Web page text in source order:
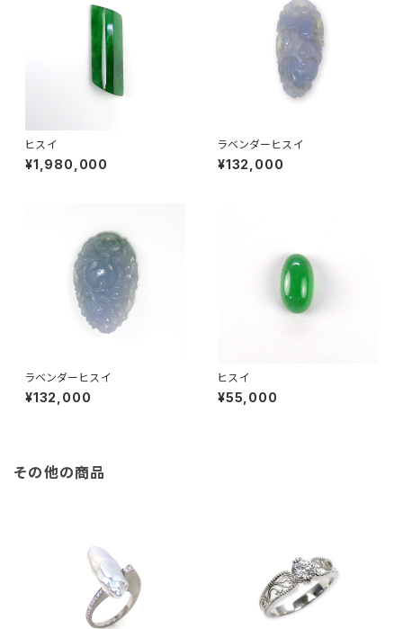
ヒスイ
¥1,980,000
ラベンダーヒスイ
¥132,000
ラベンダーヒスイ
¥132,000
ヒスイ
¥55,000
その他の商品